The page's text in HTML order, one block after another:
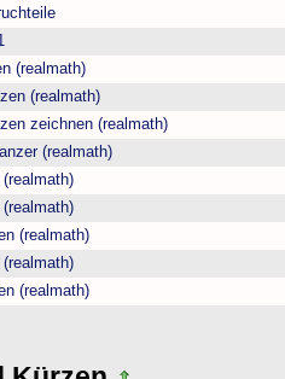
(realmath)
(realmath)
zeichnen (realmath)
(realmath)
(realmath)
(realmath)